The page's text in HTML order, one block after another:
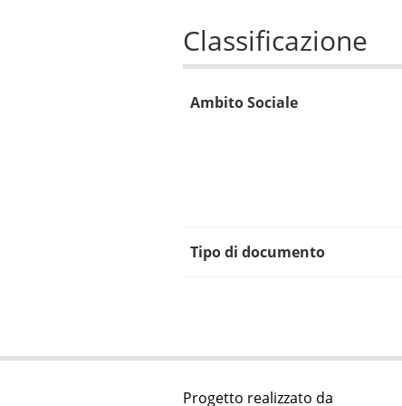
Classificazione
Ambito Sociale
Tipo di documento
Progetto realizzato da